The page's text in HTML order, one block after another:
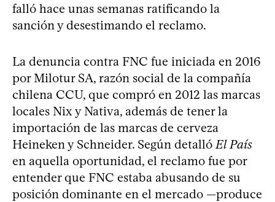
falló hace unas semanas ratificando la
sanción y desestimando el reclamo.
La denuncia contra FNC fue iniciada en 2016
por Milotur SA, razón social de la compañía
chilena CCU, que compró en 2012 las marcas
locales Nix y Nativa, además de tener la
importación de las marcas de cerveza
Heineken y Schneider. Según detallóEl País
en aquella oportunidad, el reclamo fue por
entender que FNC estaba abusando de su
posición dominante en el mercado —produce